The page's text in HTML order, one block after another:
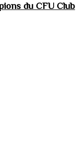
du CFU Club